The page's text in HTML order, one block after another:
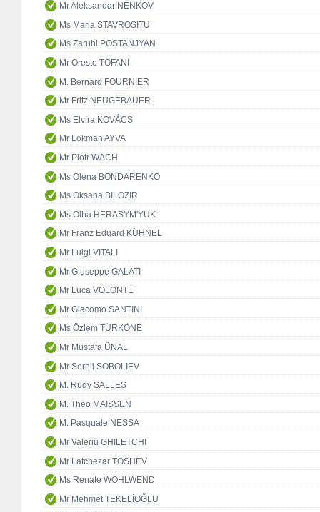
Mr Aleksandar NENKOV
Ms Maria STAVROSITU
Ms Zaruhi POSTANJYAN
Mr Oreste TOFANI
M. Bernard FOURNIER
Mr Fritz NEUGEBAUER
Ms Elvira KOVÁCS
Mr Lokman AYVA
Mr Piotr WACH
Ms Olena BONDARENKO
Ms Oksana BILOZIR
Ms Olha HERASYM'YUK
Mr Franz Eduard KÜHNEL
Mr Luigi VITALI
Mr Giuseppe GALATI
Mr Luca VOLONTÈ
Mr Giacomo SANTINI
Ms Özlem TÜRKÖNE
Mr Mustafa ÜNAL
Mr Serhii SOBOLIEV
M. Rudy SALLES
M. Theo MAISSEN
M. Pasquale NESSA
Mr Valeriu GHILETCHI
Mr Latchezar TOSHEV
Ms Renate WOHLWEND
Mr Mehmet TEKELİOĞLU